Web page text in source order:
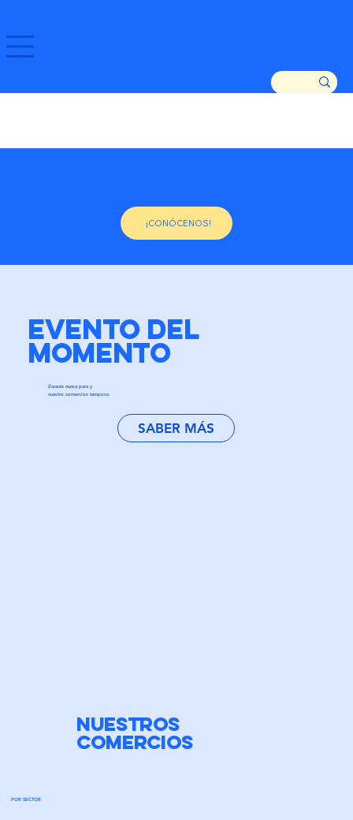
¡CONÓCENOS!
EVENTO DEL
MOMENTO
Zarautz nunca para y
nuestro comercios tampoco
SABER MÁS
POR SECTOR
NUESTROS
COMERCIOS